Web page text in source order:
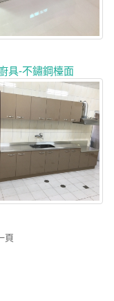
具-不鏽鋼檯面
頁